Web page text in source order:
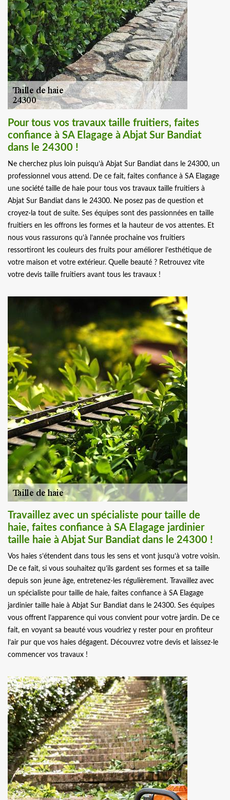
Pour tous vos travaux taille fruitiers, faites
confiance à SA Elagage à Abjat Sur Bandiat
dans le 24300 !
Ne cherchez plus loin puisqu’à Abjat Sur Bandiat dans le 24300, un
professionnel vous attend. De ce fait, faites confiance à SA Elagage
une société taille de haie pour tous vos travaux taille fruitiers à
Abjat Sur Bandiat dans le 24300. Ne posez pas de question et
croyez-la tout de suite. Ses équipes sont des passionnées en taille
fruitiers en les offrons les formes et la hauteur de vos attentes. Et
nous vous rassurons qu’à l’année prochaine vos fruitiers
ressortiront les couleurs des fruits pour améliorer l’esthétique de
votre maison et votre extérieur. Quelle beauté ? Retrouvez vite
votre devis taille fruitiers avant tous les travaux !
Travaillez avec un spécialiste pour taille de
haie, faites confiance à SA Elagage jardinier
taille haie à Abjat Sur Bandiat dans le 24300 !
Vos haies s’étendent dans tous les sens et vont jusqu’à votre voisin.
De ce fait, si vous souhaitez qu’ils gardent ses formes et sa taille
depuis son jeune âge, entretenez-les régulièrement. Travaillez avec
un spécialiste pour taille de haie, faites confiance à SA Elagage
jardinier taille haie à Abjat Sur Bandiat dans le 24300. Ses équipes
vous offrent l’apparence qui vous convient pour votre jardin. De ce
fait, en voyant sa beauté vous voudriez y rester pour en profiteur
l’air pur que vos haies dégagent. Découvrez votre devis et laissez-le
commencer vos travaux !